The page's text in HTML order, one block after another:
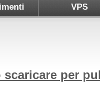
VPS
scaricare per